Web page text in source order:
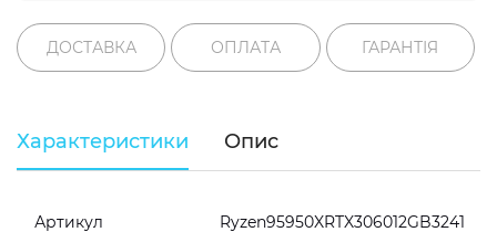
ДОСТАВКА ОПЛАТА ГАРАНТІЯ
Характеристики Опис
Артикул Ryzen95950XRTX306012GB3241